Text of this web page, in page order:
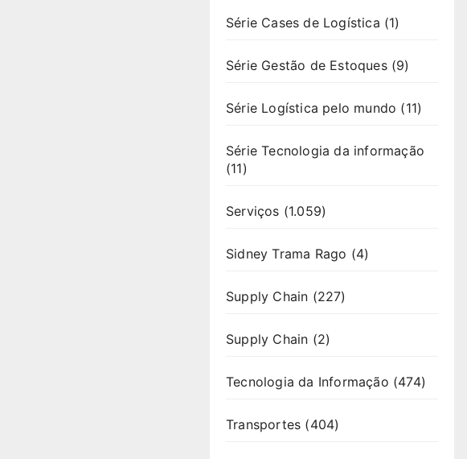
Série Cases de Logística (1)
Série Gestão de Estoques(9)
Série Logística pelo mundo (11)
Série Tecnologia da informação
(11)
Serviços (1.059)
Sidney Trama Rago (4)
Supply Chain (227)
Supply Chain (2)
Tecnologia da Informação (474)
Transportes (404)